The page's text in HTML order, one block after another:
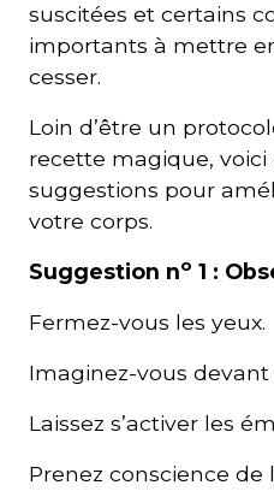
suscitées et certains
importants à mettre
cesser.
Loin d’être un
recette magique,
suggestions pour
votre corps.
Suggestion no 1 :
Fermez-vous les yeux.
Imaginez-vous
Laissez s’activer les
Prenez conscience de